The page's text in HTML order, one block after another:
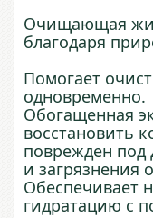
Очищающая
благодаря
Помогает
одновременно.
Обогащенная
восстановить
поврежден под
и
Обеспечивает
гидратацию с